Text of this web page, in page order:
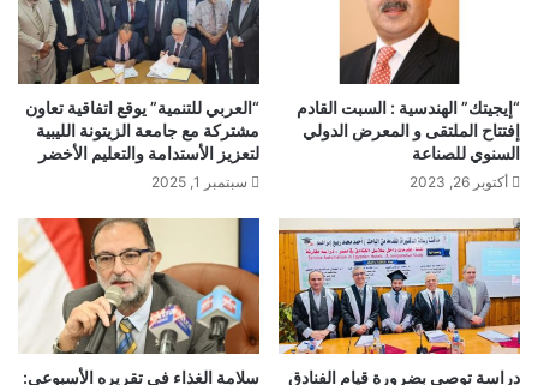
“إيجيتك” الهندسية : السبت القادم
إفتتاح الملتقى و المعرض الدولي
السنوي للصناعة
أكتوبر 26, 2023
“العربي للتنمية” يوقع اتفاقية تعاون
مشتركة مع جامعة الزيتونة الليبية
لتعزيز الأستدامة والتعليم الأخضر
سبتمبر 1, 2025
دراسة توصى بضرورة قيام الفنادق
سلامة الغذاء في تقريره الأسبوعي: